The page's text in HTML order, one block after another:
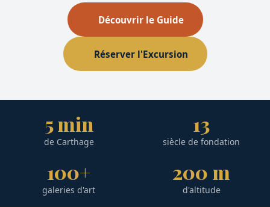
Découvrir le Guide
Réserver l'Excursion
5 min
de Carthage
13
siècle de fondation
100+
galeries d'art
200 m
d'altitude